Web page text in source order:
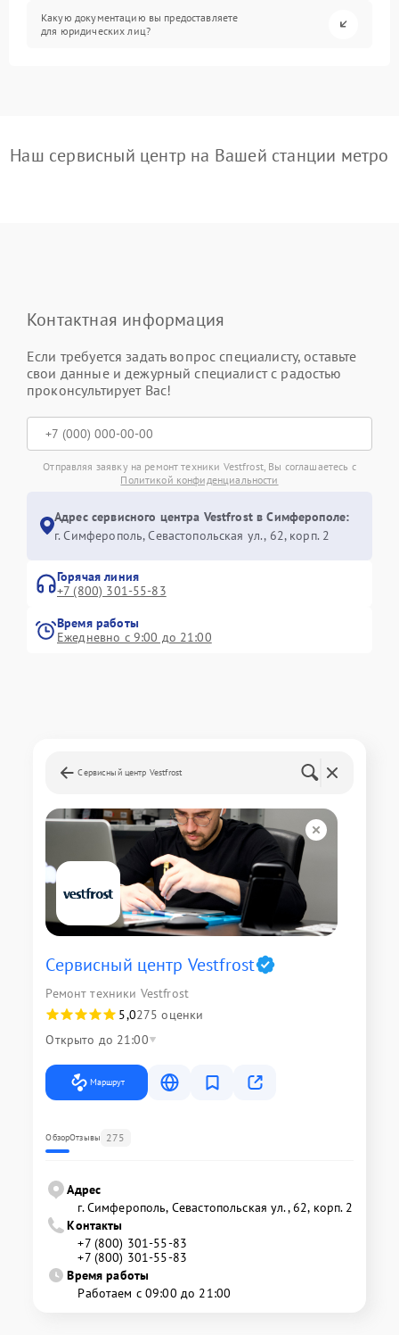
Какую документацию вы предоставляете
для юридических лиц?
Наш сервисный центр на Вашей станции метро
Контактная информация
Если требуется задать вопрос специалисту, оставьте
свои данные и дежурный специалист с радостью
проконсультирует Вас!
Отправляя заявку на ремонт техники Vestfrost, Вы соглашаетесь с
Политикой конфиденциальности
Адрес сервисного центра Vestfrost в Симферополе:
г. Симферополь, Севастопольская ул., 62, корп. 2
Горячая линия
+7 (800) 301-55-83
Время работы
Ежедневно с 9:00 до 21:00
Сервисный центр Vestfrost
Сервисный центр Vestfrost
Ремонт техники Vestfrost
5,0275 оценки
Открыто до 21:00
Маршрут
ОбзорОтзывы 275
Адрес
г. Симферополь, Севастопольская ул., 62, корп. 2
Контакты
+7 (800) 301-55-83
+7 (800) 301-55-83
Время работы
Работаем с 09:00 до 21:00